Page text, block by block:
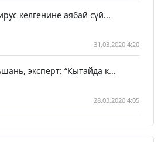
келгенине аябай сүй...
31.03.2020 4:20
эксперт: “Кытайда к...
28.03.2020 4:05